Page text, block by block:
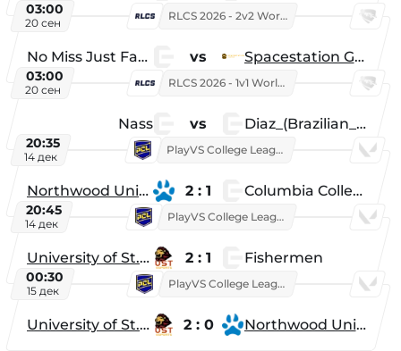
03:00
20 сен
RLCS 2026 - 2v2 World Championship
No Miss Just Fake vs Spacestation Gaming
03:00
20 сен
RLCS 2026 - 1v1 World Championship
Nass vs Diaz_(Brazilian_Player)
20:35
14 дек
PlayVS College League 2025: Fall
Northwood University 2 : 1 Columbia College
20:45
14 дек
PlayVS College League 2025: Fall
University of St. Thomas 2 : 1 Fishermen
00:30
15 дек
PlayVS College League 2025: Fall
University of St. Thomas 2 : 0 Northwood University